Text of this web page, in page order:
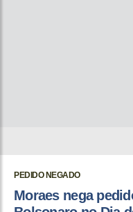
PEDIDO NEGADO
Moraes nega